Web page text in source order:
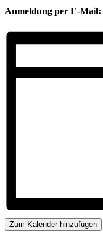
Anmeldung per E-Mail:
Zum Kalender hinzufügen